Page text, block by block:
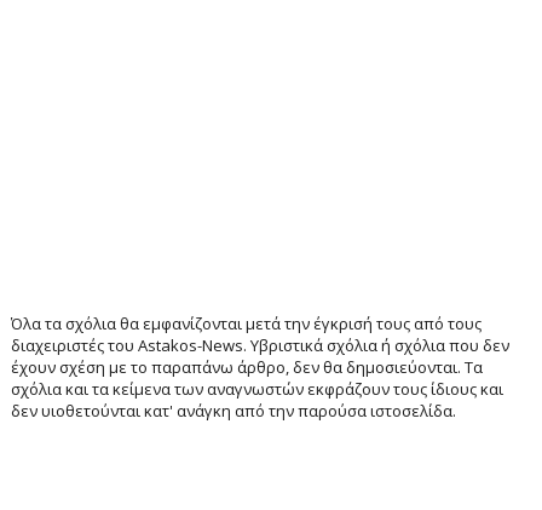
Όλα τα σχόλια θα εμφανίζονται μετά την έγκρισή τους από τους
διαχειριστές του Astakos-News. Υβριστικά σχόλια ή σχόλια που δεν
έχουν σχέση με το παραπάνω άρθρο, δεν θα δημοσιεύονται. Τα
σχόλια και τα κείμενα των αναγνωστών εκφράζουν τους ίδιους και
δεν υιοθετούνται κατ' ανάγκη από την παρούσα ιστοσελίδα.